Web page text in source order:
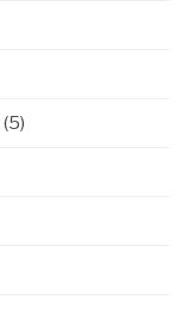
(5)